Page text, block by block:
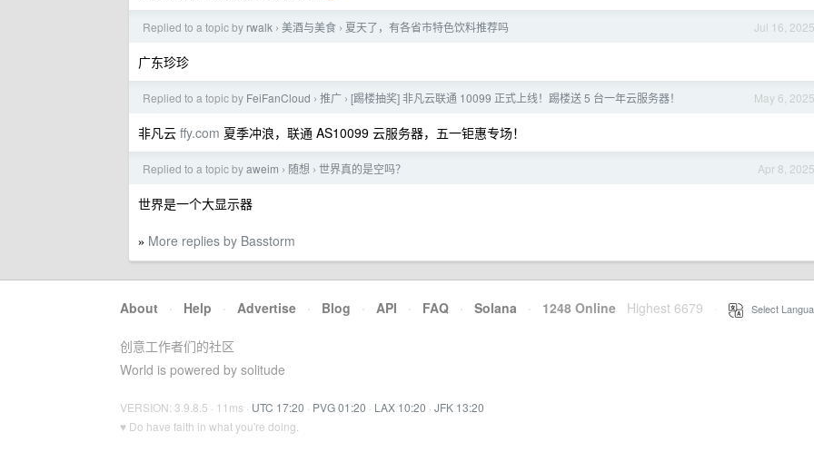
Jul 16, 2025
Replied to a topic by rwalk › 美酒与美食 › 夏天了，有各省市特色饮料推荐吗
广东珍珍
May 6, 2025
Replied to a topic by FeiFanCloud › 推广 › [踢楼抽奖] 非凡云联通 10099 正式上线！踢楼送 5 台一年云服务器！
非凡云 ffy.com 夏季冲浪，联通 AS10099 云服务器，五一钜惠专场！
Apr 8, 2025
Replied to a topic byaweim › 随想 › 世界真的是空吗？
世界是一个大显示器
» More replies by Basstorm
About · Help · Advertise · Blog · API · FAQ · Solana · 1248 Online Highest 6679 Select
创意工作者们的社区
World is powered by solitude
VERSION: 3.9.8.5 · 11ms · UTC 17:20 · PVG 01:20 · LAX 10:20 · JFK 13:20
♥ Do have faith in what you're doing.